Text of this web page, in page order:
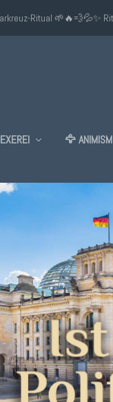
Ritual 🌱🔥💨💦✨
🦅